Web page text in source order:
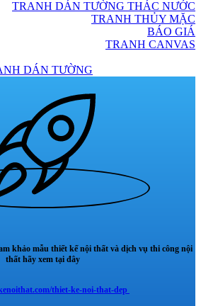
TRANH DÁN TƯỜNG THÁC NƯỚC
TRANH THỦY MẶC
BÁO GIÁ
TRANH CANVAS
DÁN TƯỜNG
khảo mẫu thiết kế nội thất và dịch vụ thi công nội
thất hãy xem tại đây
thiet-ke-noi-that-dep